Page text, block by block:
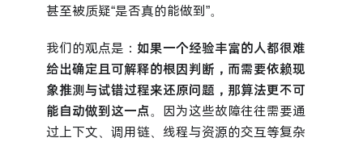
甚至被质疑“是否真的能做到”。
我们的观点是： 如果一个经验丰富的人都很难
给出确定且可解释的根因判断，而需要依赖现
象推测与试错过程来还原问题，那算法更不可
能自动做到这一点。因为这些故障往往需要通
过上下文、调用链、线程与资源的交互等复杂